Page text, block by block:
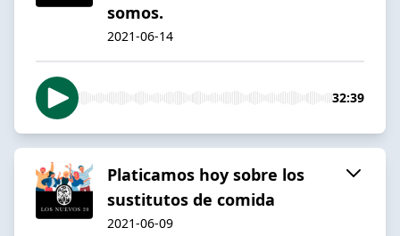
somos.
2021-06-14
32:39
Platicamos hoy sobre los
sustitutos de comida
2021-06-09